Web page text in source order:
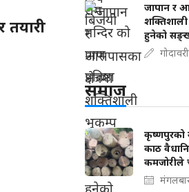
तयारी
जापान र
हुनेको
समाज
कृष्णपुरको
काठ
कमजोरीले